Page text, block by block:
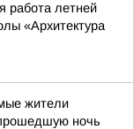
работа летней
«Архитектура
жители
ночь